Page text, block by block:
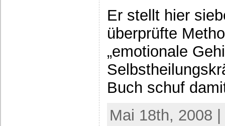
Er stellt hier
überprüfte
„emotionale
Buch schuf
Mai 18th, 2008